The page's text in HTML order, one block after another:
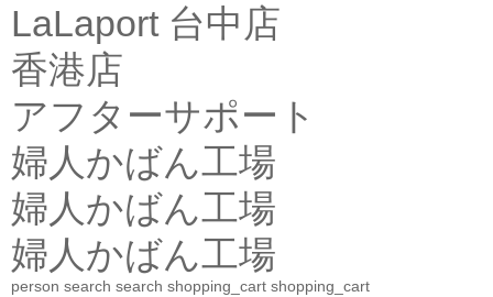
LaLaport 台中店
香港店
アフターサポート
婦人かばん工場
婦人かばん工場
婦人かばん工場
person search search shopping_cart shopping_cart